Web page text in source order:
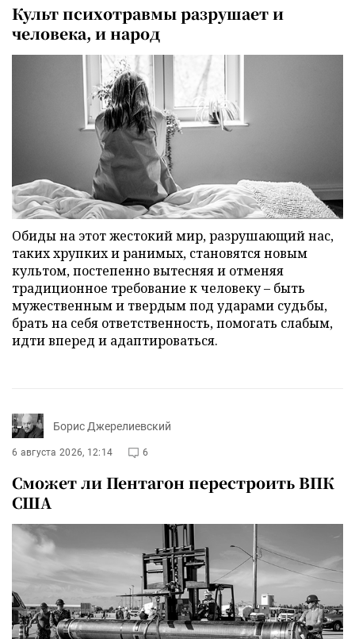
Культ психотравмы разрушает и
человека, и народ
Обиды на этот жестокий мир, разрушающий нас,
таких хрупких и ранимых, становятся новым
культом, постепенно вытесняя и отменяя
традиционное требование к человеку – быть
мужественным и твердым под ударами судьбы,
брать на себя ответственность, помогать слабым,
идти вперед и адаптироваться.
Борис Джерелиевский
6 августа 2026, 12:14 6
Сможет ли Пентагон перестроить ВПК
США